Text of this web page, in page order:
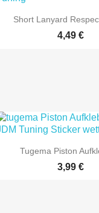
 Vorschau
Short Lanyard
4,49 €
 Vorschau
Tugema Piston
3,99 €